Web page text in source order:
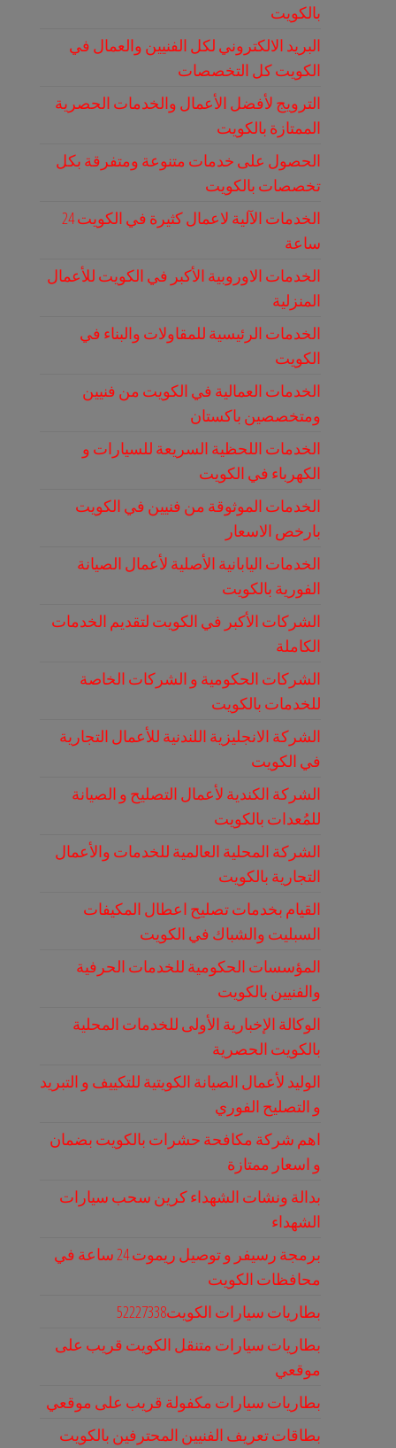
بالكويت
البريد الالكتروني لكل الفنيين والعمال في
الكويت كل التخصصات
الترويج لأفضل الأعمال والخدمات الحصرية
الممتازة بالكويت
الحصول على خدمات متنوعة ومتفرقة بكل
تخصصات بالكويت
الخدمات الآلية لاعمال كثيرة في الكويت 24
ساعة
الخدمات الاوروبية الأكبر في الكويت للأعمال
المنزلية
الخدمات الرئيسية للمقاولات والبناء في
الكويت
الخدمات العمالية في الكويت من فنيين
ومتخصصين باكستان
الخدمات اللحظية السريعة للسيارات و
الكهرباء في الكويت
الخدمات الموثوقة من فنيين في الكويت
بارخص الاسعار
الخدمات اليابانية الأصلية لأعمال الصيانة
الفورية بالكويت
الشركات الأكبر في الكويت لتقديم الخدمات
الكاملة
الشركات الحكومية و الشركات الخاصة
للخدمات بالكويت
الشركة الانجليزية اللندنية للأعمال التجارية
في الكويت
الشركة الكندية لأعمال التصليح و الصيانة
للمُعدات بالكويت
الشركة المحلية العالمية للخدمات والأعمال
التجارية بالكويت
القيام بخدمات تصليح اعطال المكيفات
السبليت والشباك في الكويت
المؤسسات الحكومية للخدمات الحرفية
والفنيين بالكويت
الوكالة الإخبارية الأولى للخدمات المحلية
بالكويت الحصرية
الوليد لأعمال الصيانة الكويتية للتكييف و التبريد
و التصليح الفوري
اهم شركة مكافحة حشرات بالكويت بضمان
و اسعار ممتازة
بدالة ونشات الشهداء كرين سحب سيارات
الشهداء
برمجة رسيفر و توصيل ريموت 24 ساعة في
محافظات الكويت
بطاريات سيارات الكويت52227338
بطاريات سيارات متنقل الكويت قريب على
موقعي
بطاريات سيارات مكفولة قريب على موقعي
بطاقات تعريف الفنيين المحترفين بالكويت